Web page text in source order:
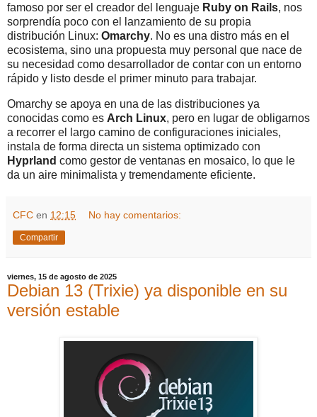
famoso por ser el creador del lenguaje Ruby on Rails, nos
sorprendía poco con el lanzamiento de su propia
distribución Linux: Omarchy. No es una distro más en el
ecosistema, sino una propuesta muy personal que nace de
su necesidad como desarrollador de contar con un entorno
rápido y listo desde el primer minuto para trabajar.
Omarchy se apoya en una de las distribuciones ya
conocidas como es Arch Linux, pero en lugar de obligarnos
a recorrer el largo camino de configuraciones iniciales,
instala de forma directa un sistema optimizado con
Hyprland como gestor de ventanas en mosaico, lo que le
da un aire minimalista y tremendamente eficiente.
CFC en 12:15 No hay comentarios:
Compartir
viernes, 15 de agosto de 2025
Debian 13 (Trixie) ya disponible en su
versión estable